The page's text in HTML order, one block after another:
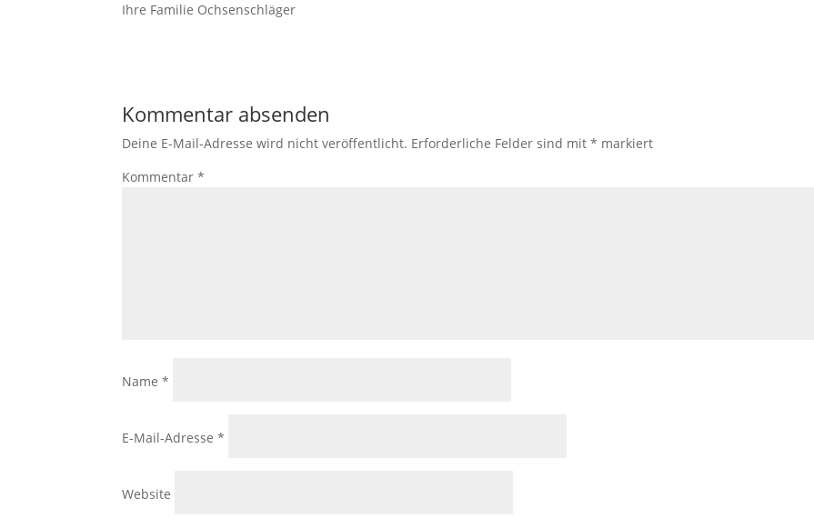
Ihre Familie Ochsenschläger
Kommentar absenden
Deine E-Mail-Adresse wird nicht veröffentlicht. Erforderliche Felder sind mit* markiert
Kommentar*
Name*
E-Mail-Adresse*
Website